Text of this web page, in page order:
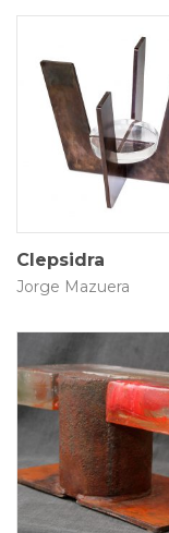
35 × 35 ×
$ 8.968.740
Clepsidra
Jorge Mazuera
30 × 17 ×
$ 10.463.530